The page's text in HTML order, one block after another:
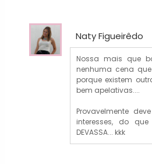
Naty Figueirêdo
Nossa mais que
nenhuma cena
porque existem
bem apelativas....
Provavelmente
interesses, do
DEVASSA... kkk